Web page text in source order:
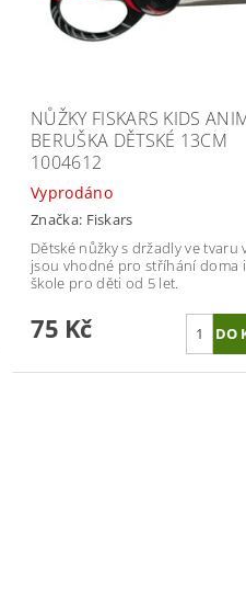
NŮŽKY FISKARS KIDS
BERUŠKA DĚTSKÉ 13CM
1004612
Vyprodáno
Značka: Fiskars
Dětské nůžky s držadly ve tvaru
jsou vhodné pro stříhání doma
škole pro děti od 5 let.
75 Kč